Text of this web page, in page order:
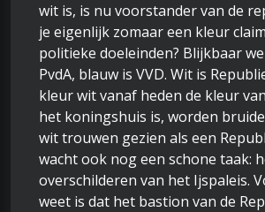
wit is, is nu voorstander van de
je eigenlijk zomaar een kleur
politieke doeleinden? Blijkbaar
PvdA, blauw is VVD. Wit is
kleur wit vanaf heden de kleur
het koningshuis is, worden
wit trouwen gezien als een
wacht ook nog een schone taak:
overschilderen van het Ijspaleis.
weet is dat het bastion van de